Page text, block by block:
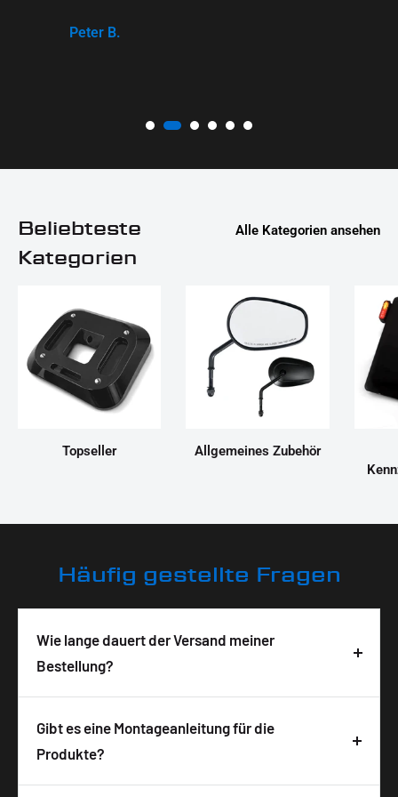
Peter B.
Beliebteste
Kategorien
Alle Kategorien ansehen
Topseller
Allgemeines Zubehör
Häufig gestellte Fragen
Wie lange dauert der Versand meiner
Bestellung?
Deine Bestellung wird in der Regel innerhalb von 3-
5 Tagen nach Bestelleingang geliefert. Die
Lieferzeit ist abhängig von der Verfügbarkeit und
Gibt es eine Montageanleitung für die
Produkte?
Ja, zu allen unseren Produkten bekommst du